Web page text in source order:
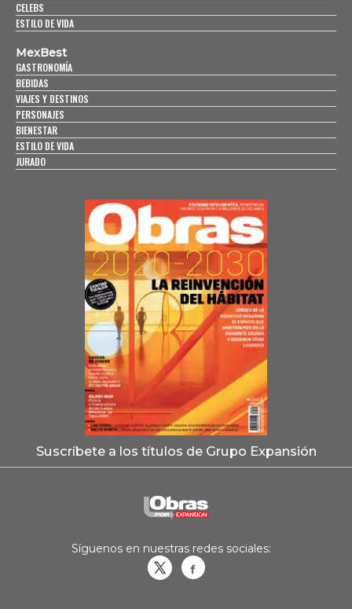
CELEBS
ESTILO DE VIDA
MexBest
GASTRONOMÍA
BEBIDAS
VIAJES Y DESTINOS
PERSONAJES
BIENESTAR
ESTILO DE VIDA
JURADO
Suscríbete a los títulos de Grupo Expansión
Síguenos en nuestras redes sociales: